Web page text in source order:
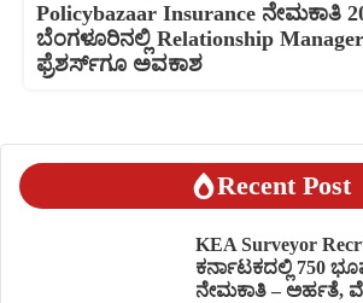
Policybazaar Insurance ನೇಮಕಾತಿ
ಬೆಂಗಳೂರಿನಲ್ಲಿ Relationship Manager
ಫ್ರೆಶರ್ಸ್‌ಗೂ ಅವಕಾಶ
Recent Post
KEA Surveyor
ಕರ್ನಾಟಕದಲ್ಲಿ 750
ನೇಮಕಾತಿ – ಅರ್ಹತೆ,